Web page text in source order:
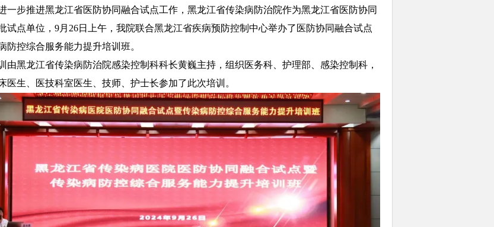
步推进黑龙江省医防协同融合试点工作，黑龙江省传染病防治院作为黑龙江省医防协同
试点单位，9月26日上午，我院联合黑龙江省疾病预防控制中心举办了医防协同融合试点
防控综合服务能力提升培训班。
由黑龙江省传染病防治院感染控制科科长黄巍主持，组织医务科、护理部、感染控制科，
医生、医技科室医生、技师、护士长参加了此次培训。